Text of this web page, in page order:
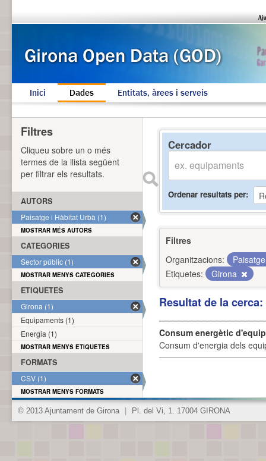
Inici Dades Entitats, àrees i serveis
Cercador
Ordenar resultats per
Filtres
Organitzacions:
Etiquetes:
Girona
Resultat de la
Consum energètic
Consum d'energia dels
Filtres
Cliqueu sobre un o més
termes de la llista següent
per filtrar els resultats.
AUTORS
Paisatge i Hàbitat Urbà (1)
MOSTRAR MÉS AUTORS
CATEGORIES
Sector públic (1)
MOSTRAR MENYS CATEGORIES
ETIQUETES
Girona (1)
Equipaments (1)
Energia (1)
MOSTRAR MENYS ETIQUETES
FORMATS
CSV (1)
MOSTRAR MENYS FORMATS
© 2013 Ajuntament de Girona Pl. del Vi, 1. 17004 GIRONA